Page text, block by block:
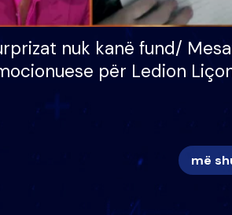
nuk kanë fund/
për Ledion
më